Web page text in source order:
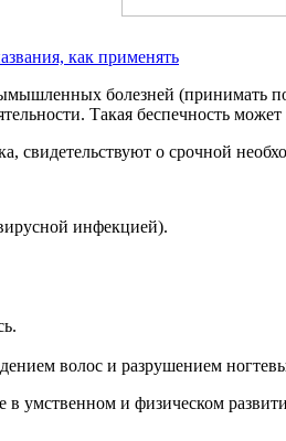
как применять
болезней (принимать
Такая беспечность
о срочной
инфекцией).
волос и разрушением
в умственном и физическом